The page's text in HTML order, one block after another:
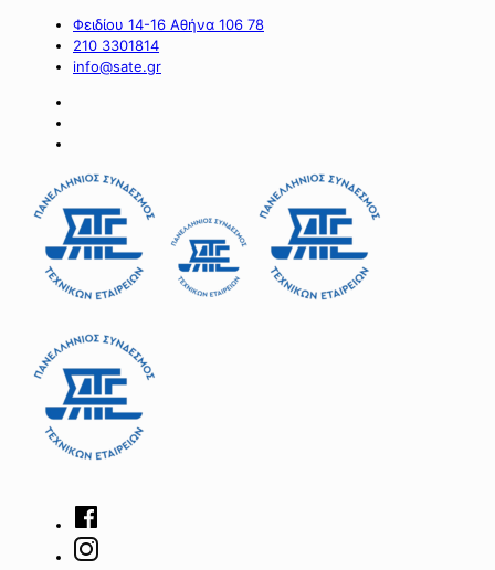
Φειδίου 14-16 Αθήνα 106 78
210 3301814
info@sate.gr